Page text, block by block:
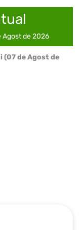
Agost de 2026
(07 de Agost de